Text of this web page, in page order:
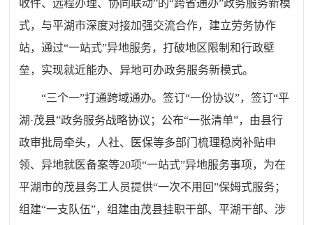
收件、远程办理、协同联动”的“跨省通办”政务服务新模
式， 与平湖市深度对接加强交流合作，建立劳务协作
站，通过“一站式”异地服务，打破地区限制和行政壁
垒， 实现就近能办、异地可办政务服务新模式。
“三个一”打通跨域通办。签订“一份协议”，签订“平
湖·茂县”政务服务战略协议；公布“一张清单”， 由县行
政审批局牵头，人社、医保等多部门梳理稳岗补贴申
领、异地就医备案等20项“一站式”异地服务事项，为在
平湖市的茂县务工人员提供“一次不用回”保姆式服务；
组建“一支队伍”，组建由茂县挂职干部、平湖干部、涉